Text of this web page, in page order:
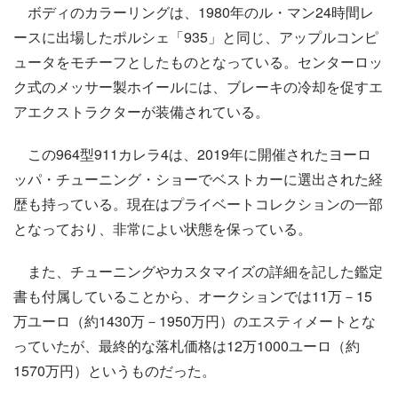
ボディのカラーリングは、1980年のル・マン24時間レ
ースに出場したポルシェ「935」と同じ、アップルコンピ
ュータをモチーフとしたものとなっている。センターロッ
ク式のメッサー製ホイールには、ブレーキの冷却を促すエ
アエクストラクターが装備されている。
この964型911カレラ4は、2019年に開催されたヨーロ
ッパ・チューニング・ショーでベストカーに選出された経
歴も持っている。現在はプライベートコレクションの一部
となっており、非常によい状態を保っている。
また、チューニングやカスタマイズの詳細を記した鑑定
書も付属していることから、オークションでは11万－15
万ユーロ（約1430万－1950万円）のエスティメートとな
っていたが、最終的な落札価格は12万1000ユーロ（約
1570万円）というものだった。